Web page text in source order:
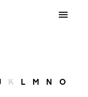
K L M N O